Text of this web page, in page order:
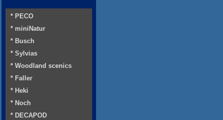
* PECO
* miniNatur
* Busch
* Sylvias
* Woodland scenics
* Faller
* Heki
* Noch
* DECAPOD